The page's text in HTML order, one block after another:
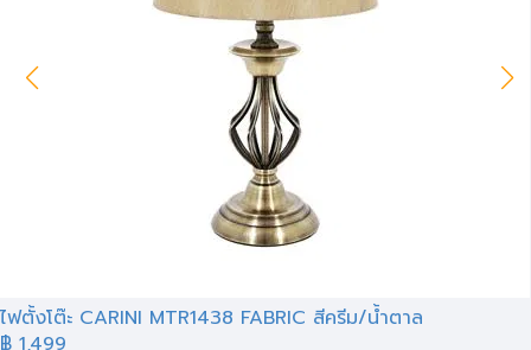
ไฟตั้งโต๊ะ CARINI MTR1438 FABRIC สีครีม/น้ำตาล
฿ 1,499